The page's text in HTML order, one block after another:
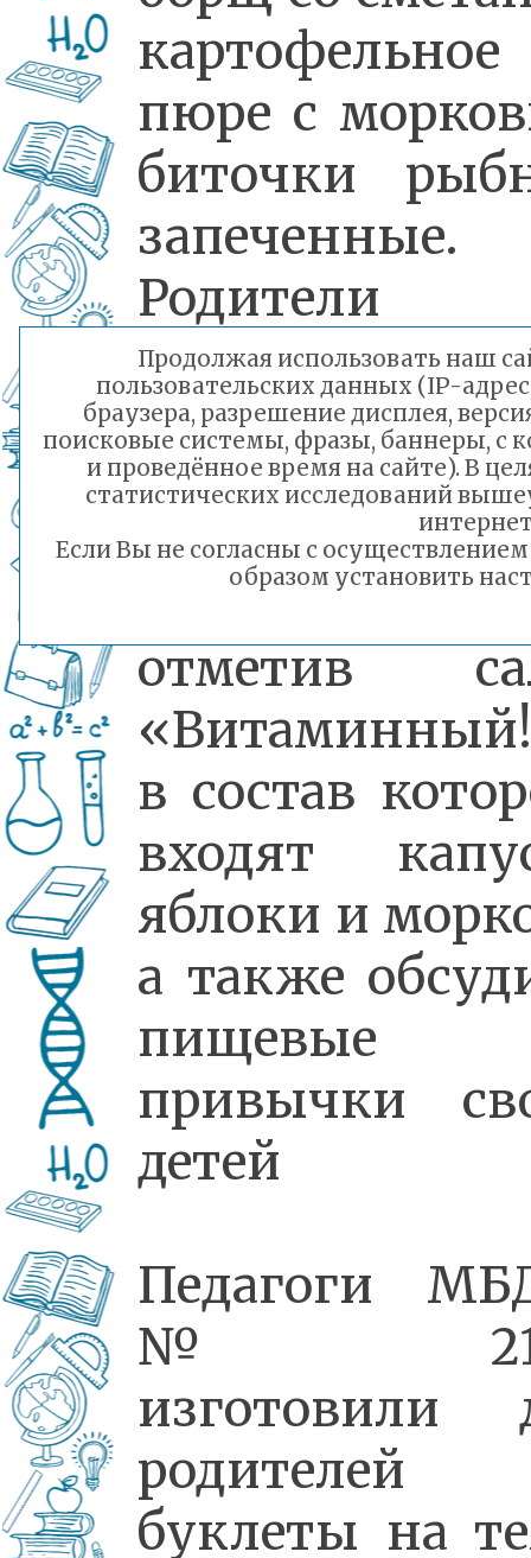
картофельное
пюре с
биточки
запеченные.
Родители
оценили
вкусовые
качества
блюд,
отметив
в состав
входят
яблоки и
а также
пищевые
привычки
детей
Педагоги
изготовили
родителей
буклеты на
Продолжая использовать наш
пользовательских данных (IP-
браузера, разрешение дисплея,
поисковые системы, фразы, баннеры, с
и проведённое время на сайте). В
статистических исследований
Если Вы не согласны с
образом установить